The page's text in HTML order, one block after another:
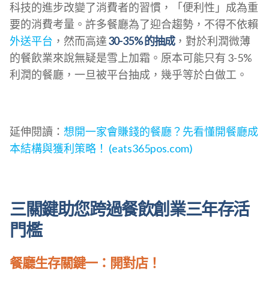
科技的進步改變了消費者的習慣，「便利性」成為重
要的消費考量。許多餐廳為了迎合趨勢，不得不依賴
外送平台 ，然而高達30-35% 的抽成，對於利潤微薄
的餐飲業來說無疑是雪上加霜。原本可能只有 3-5%
利潤的餐廳，一旦被平台抽成，幾乎等於白做工。
延伸閱讀： 想開一家會賺錢的餐廳？先看懂開餐廳成
本結構與獲利策略！ (eats365pos.com)
三關鍵助您跨過餐飲創業三年存活
門檻
餐廳生存關鍵一：開對店！